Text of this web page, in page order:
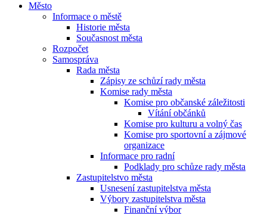
Město
Informace o městě
Historie města
Současnost města
Rozpočet
Samospráva
Rada města
Zápisy ze schůzí rady města
Komise rady města
Komise pro občanské záležitosti
Vítání občánků
Komise pro kulturu a volný čas
Komise pro sportovní a zájmové
organizace
Informace pro radní
Podklady pro schůze rady města
Zastupitelstvo města
Usnesení zastupitelstva města
Výbory zastupitelstva města
Finanční výbor